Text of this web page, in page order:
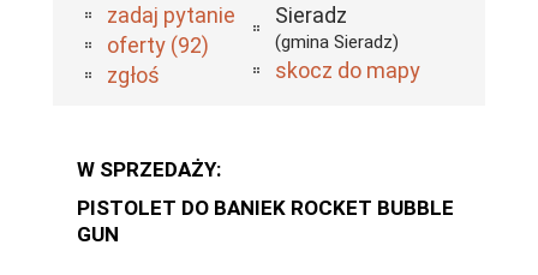
zadaj pytanie
oferty (92)
zgłoś
Sieradz
(gmina Sieradz)
skocz do mapy
W SPRZEDAŻY:
PISTOLET DO BANIEK ROCKET BUBBLE
GUN